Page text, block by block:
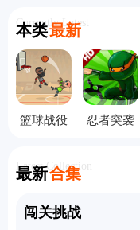
本类最新
Currently Latest
篮球战役
忍者突袭
最新合集
Latest Collection
闯关挑战